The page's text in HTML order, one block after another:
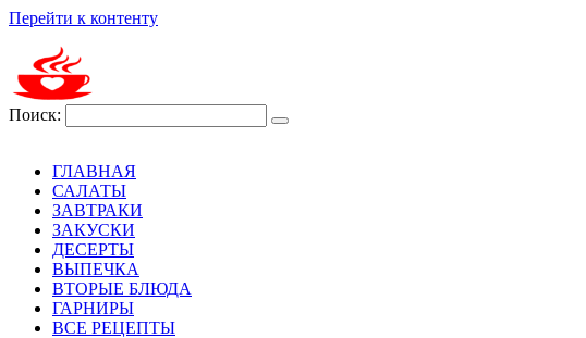
Перейти к контенту
Поиск:
ГЛАВНАЯ
САЛАТЫ
ЗАВТРАКИ
ЗАКУСКИ
ДЕСЕРТЫ
ВЫПЕЧКА
ВТОРЫЕ БЛЮДА
ГАРНИРЫ
ВСЕ РЕЦЕПТЫ